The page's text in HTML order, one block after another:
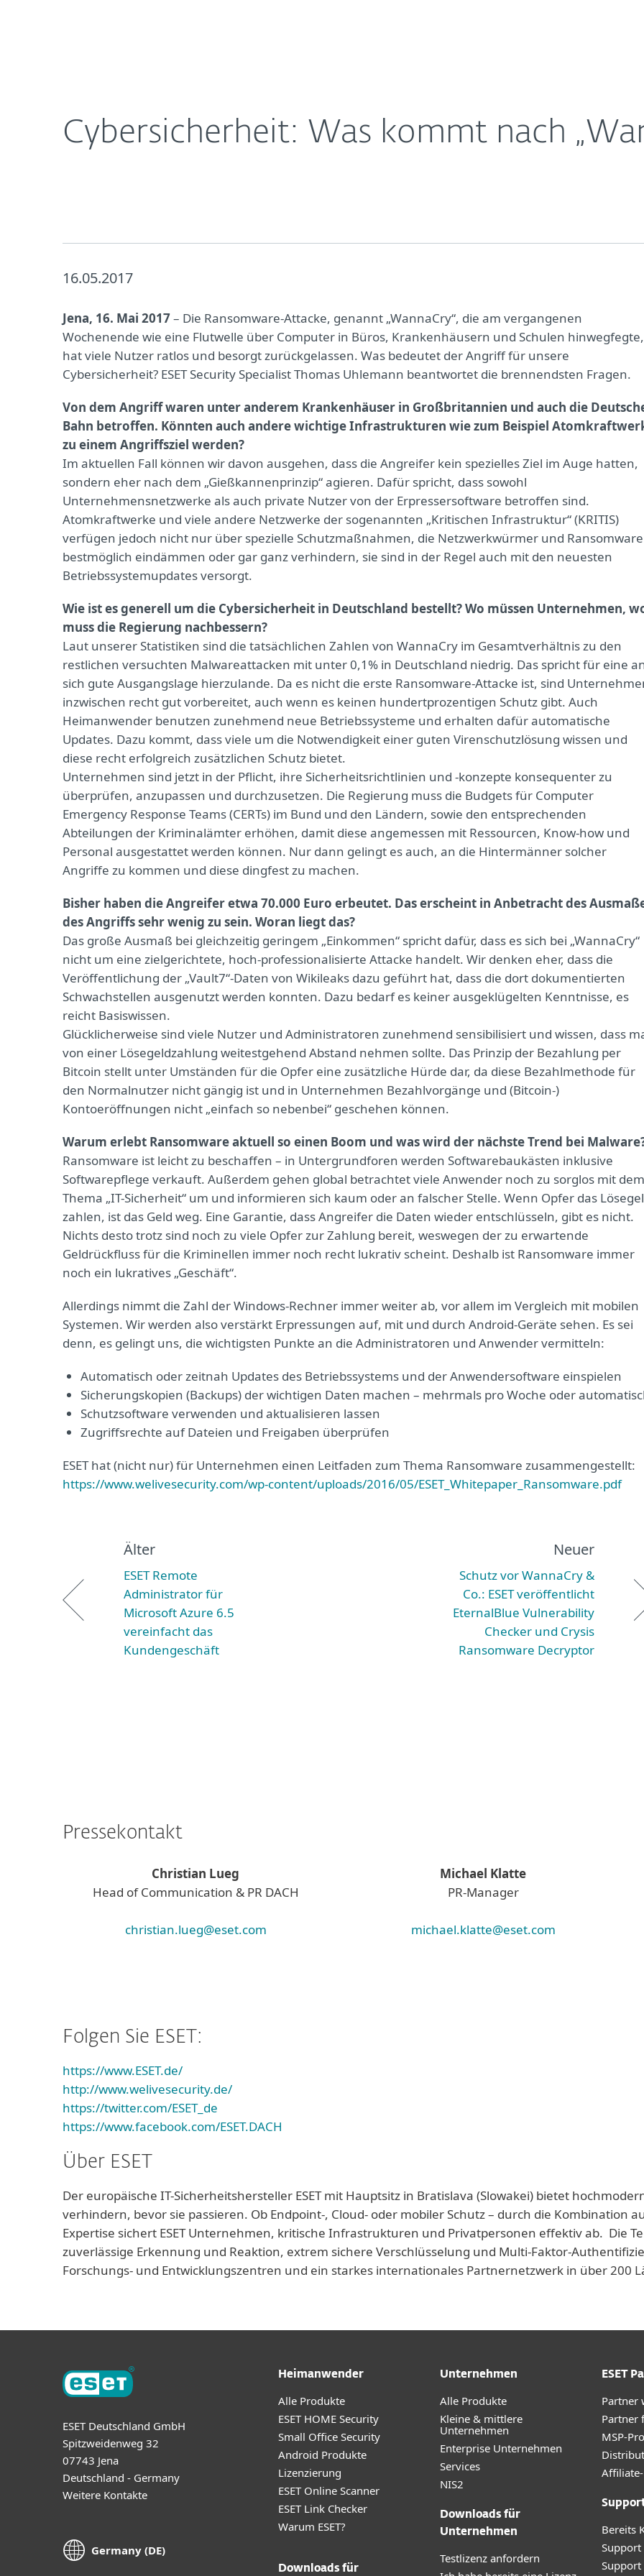
Cybersicherheit: Was kommt nach
16.05.2017
Jena, 16. Mai 2017– Die Ransomware-Attacke, genannt „WannaCry“, die am vergangenen
Wochenende wie eine Flutwelle über Computer in Büros, Krankenhäusern und Schulen hinwegfegte,
hat viele Nutzer ratlos und besorgt zurückgelassen. Was bedeutet der Angriff für unsere
Cybersicherheit? ESET Security Specialist Thomas Uhlemann beantwortet die brennendsten Fragen.
Von dem Angriff waren unter anderem Krankenhäuser in Großbritannien und auch die
Bahn betroffen. Könnten auch andere wichtige Infrastrukturen wie zum Beispiel
zu einem Angriffsziel werden?
Im aktuellen Fall können wir davon ausgehen, dass die Angreifer kein spezielles Ziel im Auge hatten,
sondern eher nach dem „Gießkannenprinzip“ agieren. Dafür spricht, dass sowohl
Unternehmensnetzwerke als auch private Nutzer von der Erpressersoftware betroffen sind.
Atomkraftwerke und viele andere Netzwerke der sogenannten „Kritischen Infrastruktur“ (KRITIS)
verfügen jedoch nicht nur über spezielle Schutzmaßnahmen, die Netzwerkwürmer und Ransomware
bestmöglich eindämmen oder gar ganz verhindern, sie sind in der Regel auch mit den neuesten
Betriebssystemupdates versorgt.
Wie ist es generell um die Cybersicherheit in Deutschland bestellt? Wo müssen Unternehmen,
muss die Regierung nachbessern?
Laut unserer Statistiken sind die tatsächlichen Zahlen von WannaCry im Gesamtverhältnis zu den
restlichen versuchten Malwareattacken mit unter 0,1% in Deutschland niedrig. Das spricht für eine
sich gute Ausgangslage hierzulande. Da es nicht die erste Ransomware-Attacke ist, sind
inzwischen recht gut vorbereitet, auch wenn es keinen hundertprozentigen Schutz gibt. Auch
Heimanwender benutzen zunehmend neue Betriebssysteme und erhalten dafür automatische
Updates. Dazu kommt, dass viele um die Notwendigkeit einer guten Virenschutzlösung wissen und
diese recht erfolgreich zusätzlichen Schutz bietet.
Unternehmen sind jetzt in der Pflicht, ihre Sicherheitsrichtlinien und -konzepte konsequenter zu
überprüfen, anzupassen und durchzusetzen. Die Regierung muss die Budgets für Computer
Emergency Response Teams (CERTs) im Bund und den Ländern, sowie den entsprechenden
Abteilungen der Kriminalämter erhöhen, damit diese angemessen mit Ressourcen, Know-how und
Personal ausgestattet werden können. Nur dann gelingt es auch, an die Hintermänner solcher
Angriffe zu kommen und diese dingfest zu machen.
Bisher haben die Angreifer etwa 70.000 Euro erbeutet. Das erscheint in Anbetracht des
des Angriffs sehr wenig zu sein. Woran liegt das?
Das große Ausmaß bei gleichzeitig geringem „Einkommen“ spricht dafür, dass es sich bei „WannaCry“
nicht um eine zielgerichtete, hoch-professionalisierte Attacke handelt. Wir denken eher, dass die
Veröffentlichung der „Vault7“-Daten von Wikileaks dazu geführt hat, dass die dort dokumentierten
Schwachstellen ausgenutzt werden konnten. Dazu bedarf es keiner ausgeklügelten Kenntnisse, es
reicht Basiswissen.
Glücklicherweise sind viele Nutzer und Administratoren zunehmend sensibilisiert und wissen, dass
von einer Lösegeldzahlung weitestgehend Abstand nehmen sollte. Das Prinzip der Bezahlung per
Bitcoin stellt unter Umständen für die Opfer eine zusätzliche Hürde dar, da diese Bezahlmethode für
den Normalnutzer nicht gängig ist und in Unternehmen Bezahlvorgänge und (Bitcoin-)
Kontoeröffnungen nicht „einfach so nebenbei“ geschehen können.
Warum erlebt Ransomware aktuell so einen Boom und was wird der nächste Trend bei
Ransomware ist leicht zu beschaffen – in Untergrundforen werden Softwarebaukästen inklusive
Softwarepflege verkauft. Außerdem gehen global betrachtet viele Anwender noch zu sorglos mit dem
Thema „IT-Sicherheit“ um und informieren sich kaum oder an falscher Stelle. Wenn Opfer das
zahlen, ist das Geld weg. Eine Garantie, dass Angreifer die Daten wieder entschlüsseln, gibt es nicht.
Nichts desto trotz sind noch zu viele Opfer zur Zahlung bereit, weswegen der zu erwartende
Geldrückfluss für die Kriminellen immer noch recht lukrativ scheint. Deshalb ist Ransomware immer
noch ein lukratives „Geschäft“.
Allerdings nimmt die Zahl der Windows-Rechner immer weiter ab, vor allem im Vergleich mit mobilen
Systemen. Wir werden also verstärkt Erpressungen auf, mit und durch Android-Geräte sehen. Es sei
denn, es gelingt uns, die wichtigsten Punkte an die Administratoren und Anwender vermitteln:
Automatisch oder zeitnah Updates des Betriebssystems und der Anwendersoftware einspielen
Sicherungskopien (Backups) der wichtigen Daten machen – mehrmals pro Woche oder
Schutzsoftware verwenden und aktualisieren lassen
Zugriffsrechte auf Dateien und Freigaben überprüfen
ESET hat (nicht nur) für Unternehmen einen Leitfaden zum Thema Ransomware zusammengestellt:
https://www.welivesecurity.com/wp-content/uploads/2016/05/ESET_Whitepaper_Ransomware.pdf
Älter
ESET Remote
Administrator für
Microsoft Azure 6.5
vereinfacht das
Kundengeschäft
Neuer
Schutz vor WannaCry &
Co.: ESET veröffentlicht
EternalBlue Vulnerability
Checker und Crysis
Ransomware Decryptor
Pressekontakt
Christian Lueg
Head of Communication & PR DACH
christian.lueg@eset.com
Michael Klatte
PR-Manager
michael.klatte@eset.com
Folgen Sie ESET:
https://www.ESET.de/
http://www.welivesecurity.de/
https://twitter.com/ESET_de
https://www.facebook.com/ESET.DACH
Über ESET
Der europäische IT-Sicherheitshersteller ESET mit Hauptsitz in Bratislava (Slowakei) bietet
verhindern, bevor sie passieren. Ob Endpoint-, Cloud- oder mobiler Schutz – durch die Kombination
Expertise sichert ESET Unternehmen, kritische Infrastrukturen und Privatpersonen effektiv ab. Die
zuverlässige Erkennung und Reaktion, extrem sichere Verschlüsselung und Multi-Faktor-
Forschungs- und Entwicklungszentren und ein starkes internationales Partnernetzwerk in über 200
ESET Deutschland GmbH
Spitzweidenweg 32
07743 Jena
Deutschland - Germany
Weitere Kontakte
Germany (DE)
Heimanwender
Alle Produkte
ESET HOME Security
Small Office Security
Android Produkte
Lizenzierung
ESET Online Scanner
ESET Link Checker
Warum ESET?
Downloads für
Unternehmen
Alle Produkte
Kleine & mittlere
Unternehmen
Enterprise Unternehmen
Services
NIS2
Downloads für
Unternehmen
Testlizenz anfordern
ESET
Partner
Partner
MSP-
Bereits